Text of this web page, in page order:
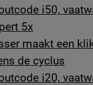
i50,
5x
maakt een
de cyclus
i20,